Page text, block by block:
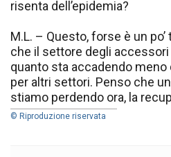
risenta dell’epidemia?
M.L. – Questo, forse è un
che il settore degli
quanto sta accadendo
per altri settori. Penso che
stiamo perdendo ora, la
© Riproduzione riservata